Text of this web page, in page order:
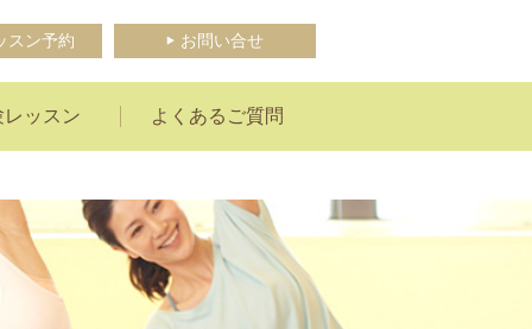
スン予約 お問い合せ
レッスン よくあるご質問